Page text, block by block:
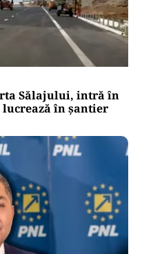
Sălajului, intră în
lucrează în șantier